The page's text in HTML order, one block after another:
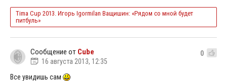
Tima Cup 2013. Игорь Igormilan Ващишин: «Рядом со мной будет
питбуль»
Сообщение от Cube
16 августа 2013, 12:35
0
Все увидишь сам